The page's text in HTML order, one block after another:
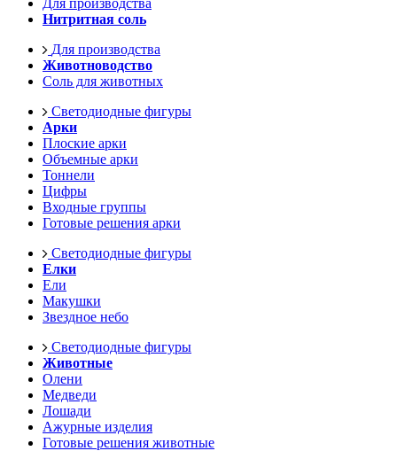
Для производства
Нитритная соль
Для производства
Животноводство
Соль для животных
Светодиодные фигуры
Арки
Плоские арки
Объемные арки
Тоннели
Цифры
Входные группы
Готовые решения арки
Светодиодные фигуры
Елки
Ели
Макушки
Звездное небо
Светодиодные фигуры
Животные
Олени
Медведи
Лошади
Ажурные изделия
Готовые решения животные